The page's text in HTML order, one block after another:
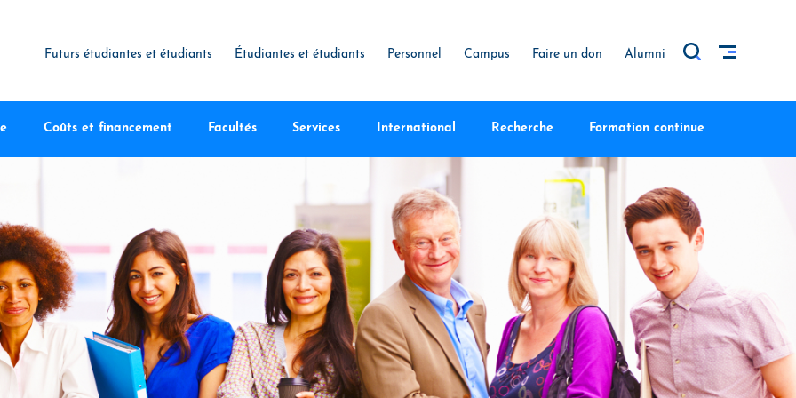
Futurs étudiantes et étudiants Étudiantes et étudiants Personnel Campus Faire un don Alumni
Coûts et financement Facultés Services International Recherche Formation continue